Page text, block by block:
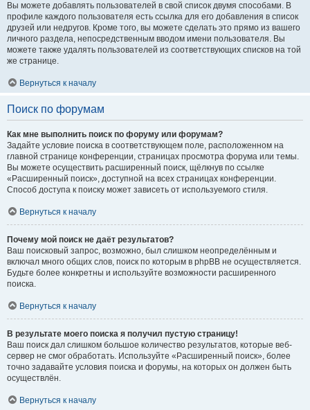
Вы можете добавлять пользователей в свой список двумя способами. В
профиле каждого пользователя есть ссылка для его добавления в список
друзей или недругов. Кроме того, вы можете сделать это прямо из вашего
личного раздела, непосредственным вводом имени пользователя. Вы
можете также удалять пользователей из соответствующих списков на той
же странице.
Вернуться к началу
Поиск по форумам
Как мне выполнить поиск по форуму или форумам?
Задайте условие поиска в соответствующем поле, расположенном на
главной странице конференции, страницах просмотра форума или темы.
Вы можете осуществить расширенный поиск, щёлкнув по ссылке
«Расширенный поиск», доступной на всех страницах конференции.
Способ доступа к поиску может зависеть от используемого стиля.
Вернуться к началу
Почему мой поиск не даёт результатов?
Ваш поисковый запрос, возможно, был слишком неопределённым и
включал много общих слов, поиск по которым в phpBB не осуществляется.
Будьте более конкретны и используйте возможности расширенного
поиска.
Вернуться к началу
В результате моего поиска я получил пустую страницу!
Ваш поиск дал слишком большое количество результатов, которые веб-
сервер не смог обработать. Используйте «Расширенный поиск», более
точно задавайте условия поиска и форумы, на которых он должен быть
осуществлён.
Вернуться к началу